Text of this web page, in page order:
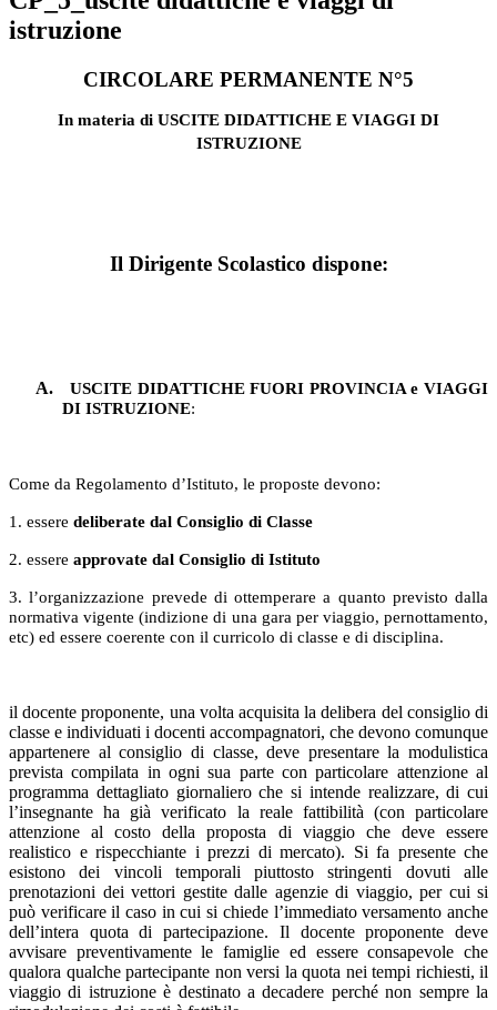
istruzione
CIRCOLARE PERMANENTE N°5
In materia di USCITE DIDATTICHE E VIAGGI DI
ISTRUZIONE
Il Dirigente Scolastico dispone:
A.
USCITE DIDATTICHE FUORI PROVINCIA e VIAGGI
DI ISTRUZIONE:
Come da Regolamento d’Istituto, le proposte devono:
1. essere deliberate dal Consiglio di Classe
2. essere approvate dal Consiglio di Istituto
3. l’organizzazione prevede di ottemperare a quanto previsto dalla
normativa vigente (indizione di una gara per viaggio, pernottamento,
etc) ed essere coerente con il curricolo di classe e di disciplina.
il docente proponente, una volta acquisita la delibera del consiglio di
classe e individuati i docenti accompagnatori, che devono comunque
appartenere al consiglio di classe, deve presentare la modulistica
prevista compilata in ogni sua parte con particolare attenzione al
programma dettagliato giornaliero che si intende realizzare, di cui
l’insegnante ha già verificato la reale fattibilità (con particolare
attenzione al costo della proposta di viaggio che deve essere
realistico e rispecchiante i prezzi di mercato). Si fa presente che
esistono dei vincoli temporali piuttosto stringenti dovuti alle
prenotazioni dei vettori gestite dalle agenzie di viaggio, per cui si
può verificare il caso in cui si chiede l’immediato versamento anche
dell’intera quota di partecipazione. Il docente proponente deve
avvisare preventivamente le famiglie ed essere consapevole che
qualora qualche partecipante non versi la quota nei tempi richiesti, il
viaggio di istruzione è destinato a decadere perché non sempre la